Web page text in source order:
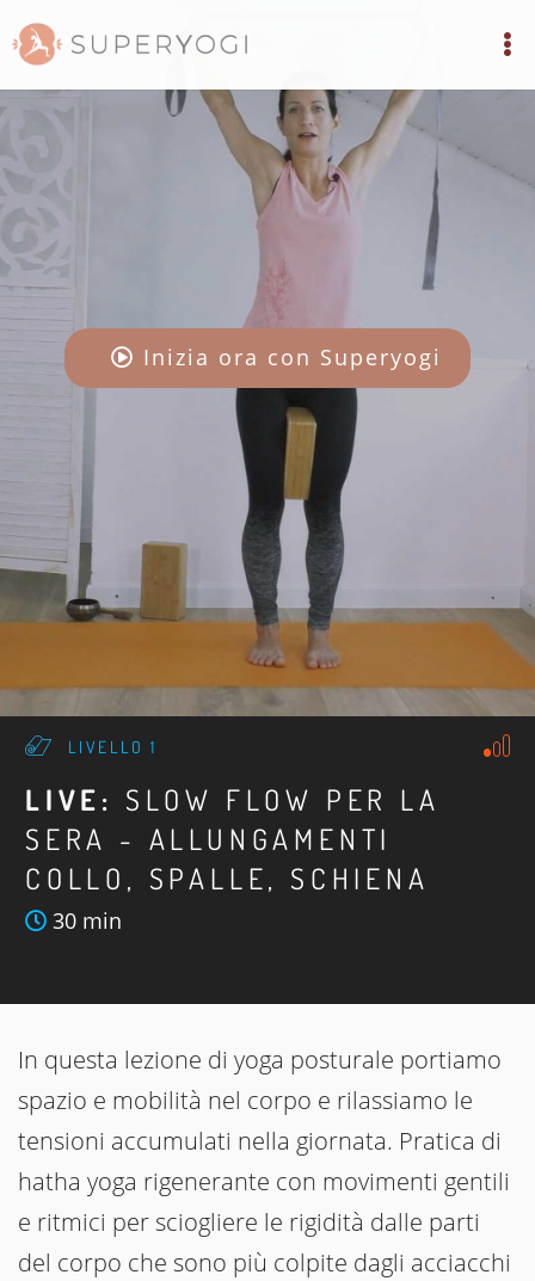
Inizia ora con Superyogi
LIVELLO 1
LIVE: SLOW FLOW PER LA
SERA - ALLUNGAMENTI
COLLO, SPALLE, SCHIENA
30 min
In questa lezione di yoga posturale portiamo
spazio e mobilità nel corpo e rilassiamo le
tensioni accumulati nella giornata. Pratica di
hatha yoga rigenerante con movimenti gentili
e ritmici per sciogliere le rigidità dalle parti
del corpo che sono più colpite dagli acciacchi